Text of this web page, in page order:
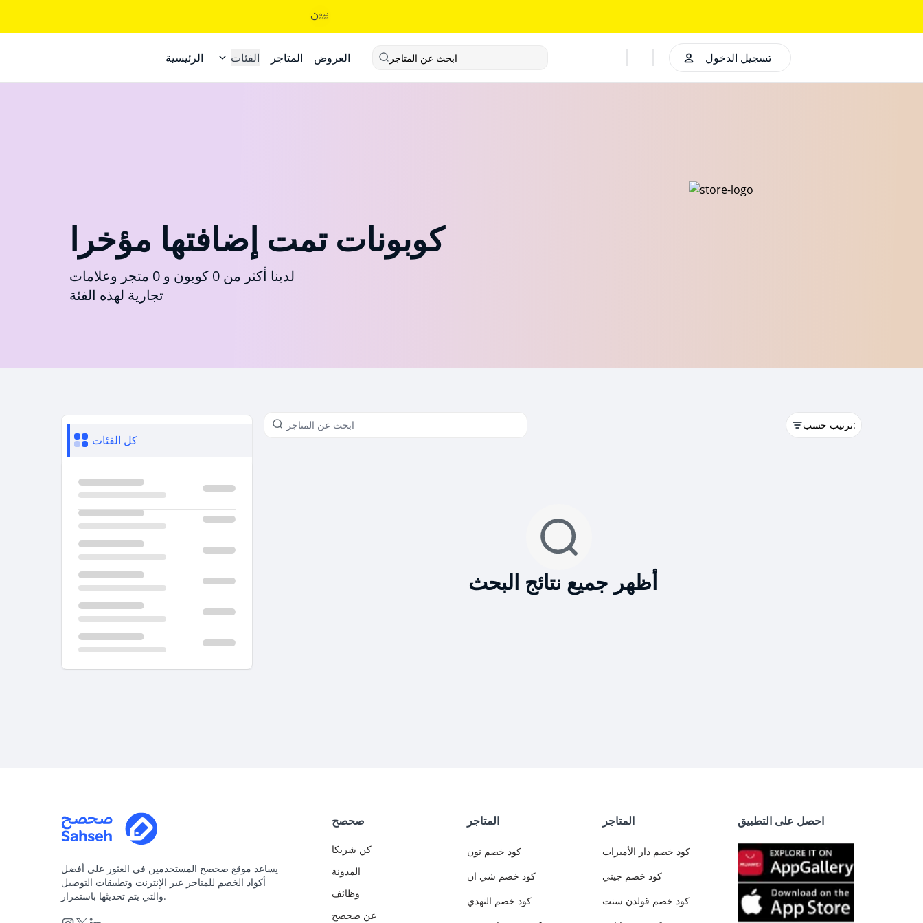
الرئيسية الفئات المتاجر العروض ابحث عن المتاجر تسجيل الدخول
كوبونات تمت إضافتها مؤخرا
لدينا أكثر من 0 كوبون و 0 متجر وعلامات
تجارية لهذه الفئة
كل الفئات
ترتيب حسب:
أظهر جميع نتائج البحث
يساعد موقع صحصح المستخدمين في العثور على أفضل
أكواد الخصم للمتاجر عبر الإنترنت وتطبيقات التوصيل
والتي يتم تحديثها باستمرار.
صحصح
كن شريكا
المدونة
وظائف
عن صحصح
المتاجر
كود خصم نون
كود خصم شي ان
كود خصم النهدي
المتاجر
كود خصم دار الأميرات
كود خصم جيني
كود خصم قولدن سنت
احصل على التطبيق